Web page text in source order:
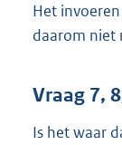
Het
daarom niet
Vraag 7,
Is het waar